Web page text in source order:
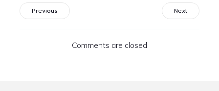
Previous Next
Comments are closed